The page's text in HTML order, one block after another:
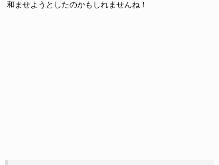
和ませようとしたのかもしれませんね！